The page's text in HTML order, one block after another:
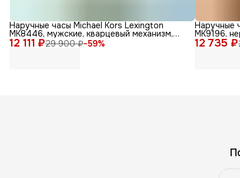
12 111 ₽29 900 ₽−59%
Наручные часы Michael Kors Lexington
MK8446, мужские, кварцевый механизм,
золотые 12 735 ₽
Наручные
MK9196,